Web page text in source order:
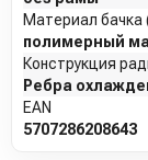
Материал бачка
полимерный
Конструкция
Ребра
EAN
5707286208643